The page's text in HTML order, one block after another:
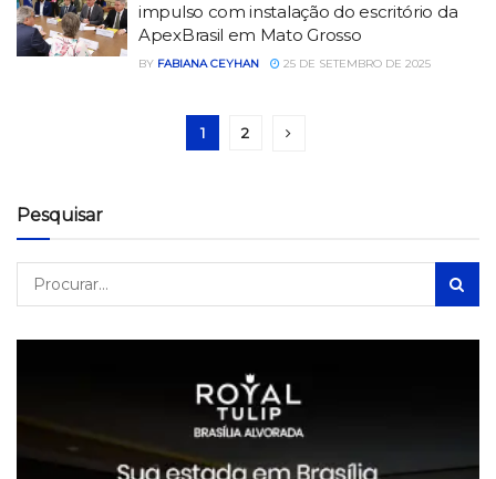
impulso com instalação do escritório da
ApexBrasil em Mato Grosso
BY FABIANA CEYHAN 25 DE SETEMBRO DE 2025
1 2
Pesquisar